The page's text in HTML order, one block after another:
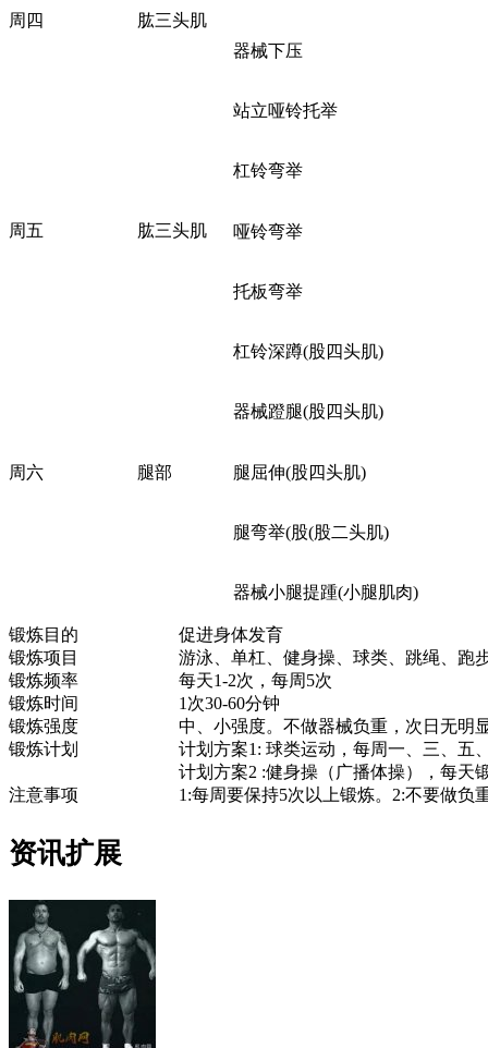
周四 肱三头肌
器械下压
站立哑铃托举
周五 肱三头肌
杠铃弯举
哑铃弯举
托板弯举
周六 腿部
杠铃深蹲(股四头肌)
器械蹬腿(股四头肌)
腿屈伸(股四头肌)
腿弯举(股(股二头肌)
器械小腿提踵(小腿肌肉)
锻炼目的
促进身体发育
锻炼项目
游泳、单杠、健身操、球类、跳绳、跑
锻炼频率
每天1-2次，每周5次
锻炼时间
1次30-60分钟
锻炼强度
中、小强度。不做器械负重，次日无明
锻炼计划
计划方案1: 球类运动，每周一、三、五
计划方案2 :健身操（广播体操），每天
注意事项
1:每周要保持5次以上锻炼。2:不要做负
资讯扩展